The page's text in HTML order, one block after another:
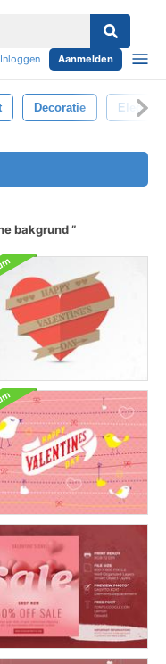
Inloggen Aanmelden
Decoratie
bakgrund